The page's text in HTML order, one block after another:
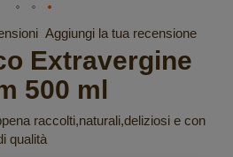
Aggiungi la tua recensione
Extravergine
500 ml
raccolti,naturali,deliziosi e con
qualità